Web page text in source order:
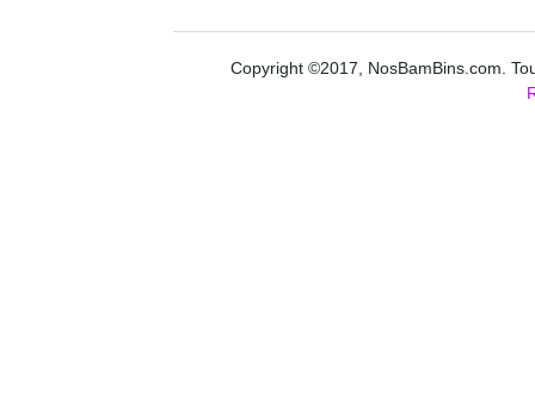
Copyright ©2017, NosBamBins.com.